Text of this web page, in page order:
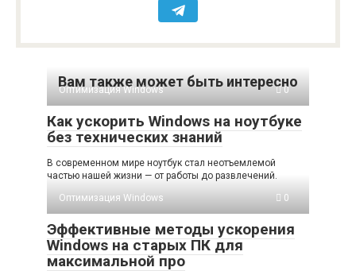
Вам также может быть интересно
Оптимизация Windows 0
Как ускорить Windows на ноутбуке
без технических знаний
В современном мире ноутбук стал неотъемлемой
частью нашей жизни — от работы до развлечений.
Оптимизация Windows
0
Эффективные методы ускорения
Windows на старых ПК для
максимальной про